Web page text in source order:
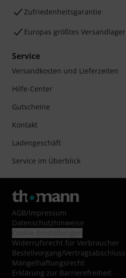
Zufriedenheitsgarantie
Europas größtes Versandlager
Service
Versandkosten und Lieferzeiten
Hilfe-Center
Gutscheine
Kontakt
Ladengeschäft
Service im Überblick
AGB/Impressum
Datenschutzhinweise
Widerrufsrecht für Verbraucher
Bestellvorgang/Vertragsabschluss
Mängelhaftungsrecht
Erklärung zur Barrierefreiheit